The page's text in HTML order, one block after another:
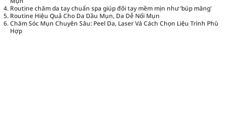
Routine chăm da tay chuẩn spa giúp đôi tay mềm mịn như ‘búp măng’
Routine Hiệu Quả Cho Da Dầu Mụn, Da Dễ Nổi Mụn
Chăm Sóc Mụn Chuyên Sâu: Peel Da, Laser Và Cách Chọn Liệu Trình Phù
Hợp